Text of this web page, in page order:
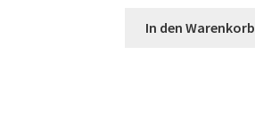
In den Warenkorb